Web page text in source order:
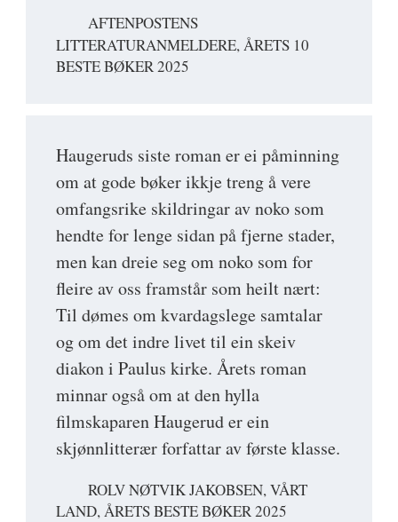
AFTENPOSTENS
LITTERATURANMELDERE, ÅRETS 10
BESTE BØKER 2025
Haugeruds siste roman er ei påminning
om at gode bøker ikkje treng å vere
omfangsrike skildringar av noko som
hendte for lenge sidan på fjerne stader,
men kan dreie seg om noko som for
fleire av oss framstår som heilt nært:
Til dømes om kvardagslege samtalar
og om det indre livet til ein skeiv
diakon i Paulus kirke. Årets roman
minnar også om at den hylla
filmskaparen Haugerud er ein
skjønnlitterær forfattar av første klasse.
ROLV NØTVIK JAKOBSEN, VÅRT
LAND, ÅRETS BESTE BØKER 2025